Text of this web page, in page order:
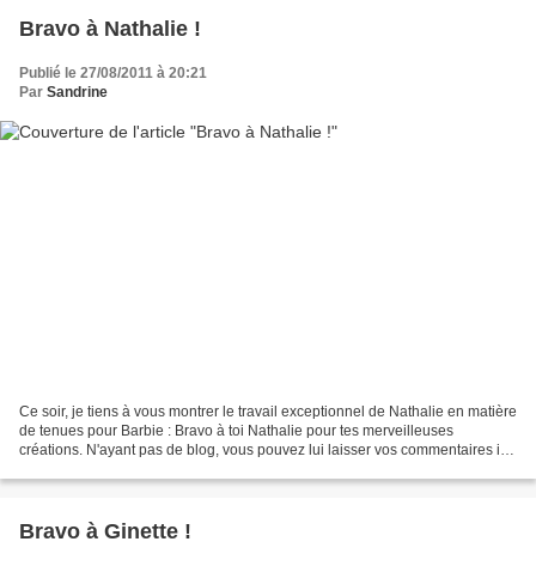
Bravo à Nathalie !
Publié le 27/08/2011 à 20:21
Par Sandrine
Ce soir, je tiens à vous montrer le travail exceptionnel de Nathalie en matière
de tenues pour Barbie : Bravo à toi Nathalie pour tes merveilleuses
créations. N'ayant pas de blog, vous pouvez lui laisser vos commentaires ici.
Bravo à Ginette !